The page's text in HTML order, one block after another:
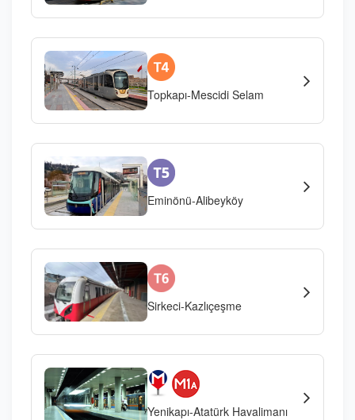
Topkapı-Mescidi Selam
Eminönü-Alibeyköy
Sirkeci-Kazlıçeşme
Yenikapı-Atatürk Havalimanı